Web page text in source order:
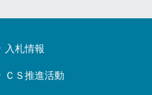
入札情報
ＣＳ推進活動